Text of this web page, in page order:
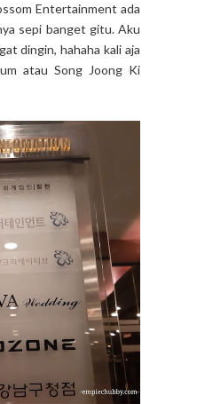
Entertainment ada
sepi banget gitu. Aku
dingin, hahaha kali aja
atau Song Joong Ki